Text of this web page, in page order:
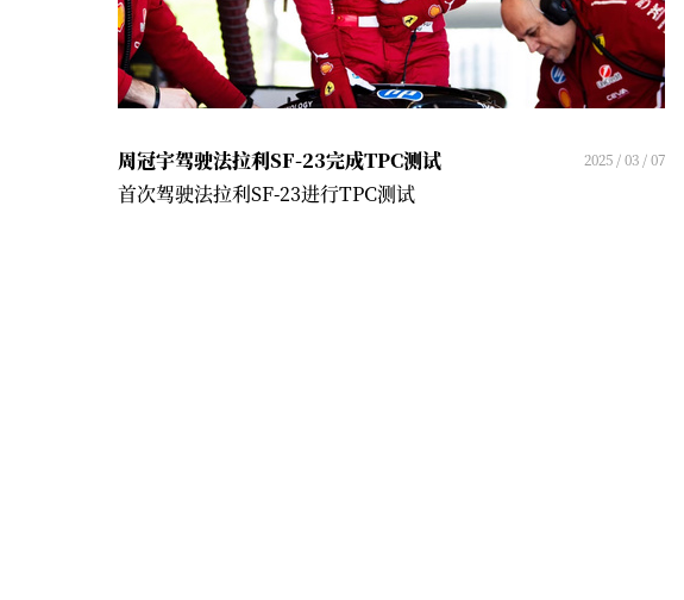
周冠宇驾驶法拉利SF-23完成TPC测试 2025 / 03 / 07
首次驾驶法拉利SF-23进行TPC测试